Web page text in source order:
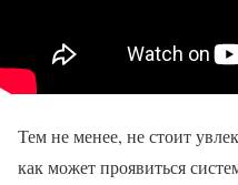
Тем не менее, не стоит
как может проявиться